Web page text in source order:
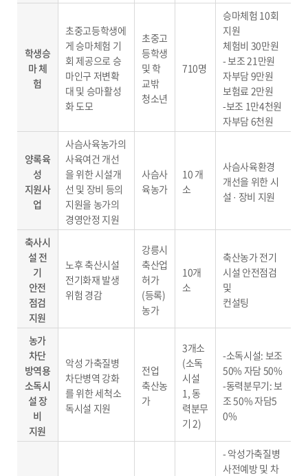
학생승
마 체
험
초중고등학생에
게 승마체험 기
회 제공으로 승
마인구 저변확
대 및 승마활성
화 도모
초중고
등학생
및 학
교밖
청소년
710명
승마체험 10회
지원
체험비 30만원
- 보조 21만원
자부담 9만원
보험료 2만원
-보조 1만4천원
자부담 6천원
양록육
성
지원사
업
사슴사육농가의
사육여건 개선
을 위한 시설개
선 및 장비 등의
지원을 농가의
경영안정 지원
사슴사
육농가
10 개
소
사슴사육환경
개선을 위한 시
설 · 장비 지원
축사시
설 전
기
안전
점검
지원
노후 축산시설
전기화재 발생
위험 경감
강릉시
축산업
허가
(등록)
농가
10개
소
축산농가 전기
시설 안전점검
및
컨설팅
농가
차단
방역용
소독시
설 장
비
지원
악성 가축질병
차단병역 강화
를 위한 세척소
독시설 지원
전업
축산농
가
3개소
(소독
시설
1, 동
력분무
기 2)
-소독시설: 보조
50% 자담 50%
-동력분무기: 보
조 50% 자담5
0%
- 악성가축질병
사전예방 및 차